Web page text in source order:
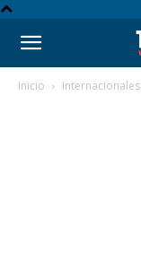
Inicio Internacionales